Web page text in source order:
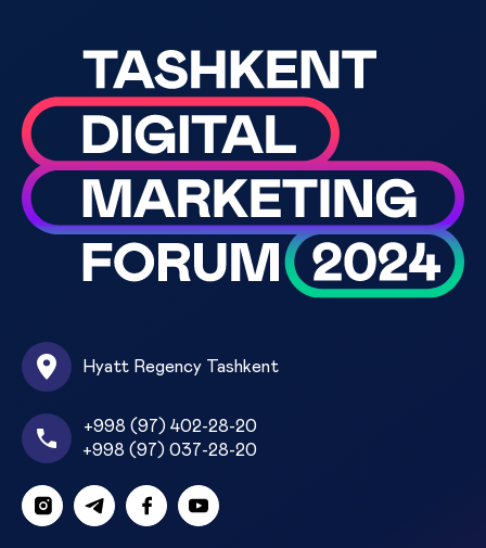
Hyatt Regency Tashkent
+998 (97) 402-28-20
+998 (97) 037-28-20